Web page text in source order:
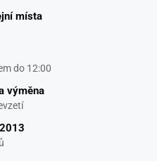
místa
do 12:00
výměna